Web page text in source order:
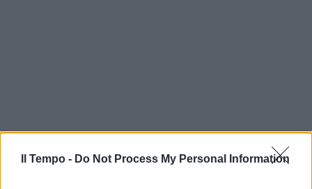
Il Tempo - Do Not Process My Personal Information
In evidenza